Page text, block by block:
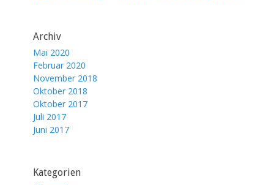
Archiv
Mai 2020
Februar 2020
November 2018
Oktober 2018
Oktober 2017
Juli 2017
Juni 2017
Kategorien